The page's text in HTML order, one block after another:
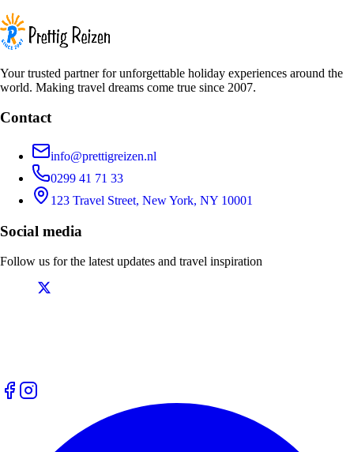
Your trusted partner for unforgettable holiday experiences around the
world. Making travel dreams come true since 2007.
Contact
info@prettigreizen.nl
0299 41 71 33
123 Travel Street, New York, NY 10001
Social media
Follow us for the latest updates and travel inspiration